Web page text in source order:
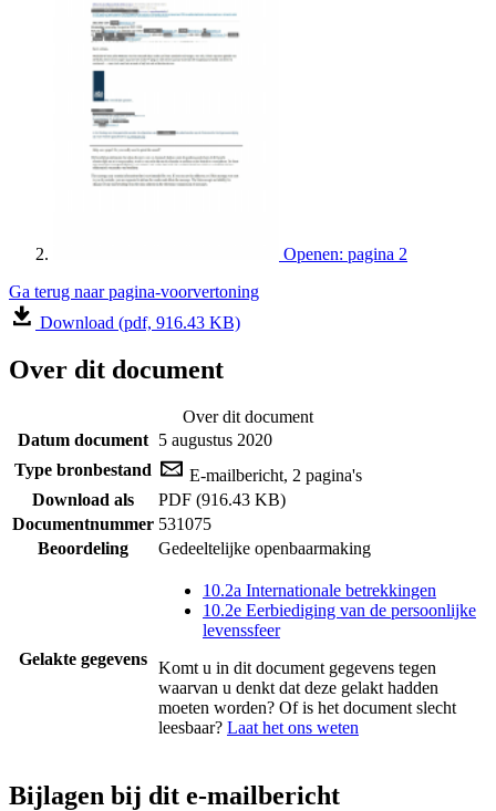
Openen: pagina 2
Ga terug naar pagina-voorvertoning
Download (pdf, 916.43 KB)
Over dit document
Over dit document
Datum document 5 augustus 2020
Type bronbestand
E-mailbericht, 2 pagina's
Download als
PDF (916.43 KB)
Documentnummer 531075
Beoordeling
Gedeeltelijke openbaarmaking
Gelakte gegevens
10.2a Internationale betrekkingen
10.2e Eerbiediging van de persoonlijke
levenssfeer
Komt u in dit document gegevens tegen
waarvan u denkt dat deze gelakt hadden
moeten worden? Of is het document slecht
leesbaar? Laat het ons weten
Bijlagen bij dit e-mailbericht